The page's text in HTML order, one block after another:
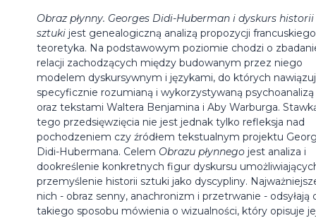
Obraz płynny. Georges Didi-Huberman i dyskurs historii
sztuki jest genealogiczną analizą propozycji francuskiego
teoretyka. Na podstawowym poziomie chodzi o
relacji zachodzących między budowanym przez niego
modelem dyskursywnym i językami, do których
specyficznie rozumianą i wykorzystywaną psychoanalizą
oraz tekstami Waltera Benjamina i Aby Warburga.
tego przedsięwzięcia nie jest jednak tylko refleksja nad
pochodzeniem czy źródłem tekstualnym projektu
Didi-Hubermana. Celem Obrazu płynnego jest analiza i
dookreślenie konkretnych figur dyskursu
przemyślenie historii sztuki jako dyscypliny.
nich - obraz senny, anachronizm i przetrwanie - odsyłają
takiego sposobu mówienia o wizualności, który opisuje